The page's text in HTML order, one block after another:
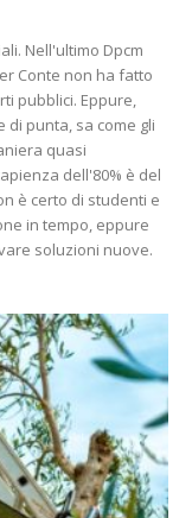
Nell'ultimo Dpcm
Conte non ha fatto
pubblici. Eppure,
punta, sa come gli
quasi
dell'80% è del
è certo di studenti e
in tempo, eppure
soluzioni nuove.